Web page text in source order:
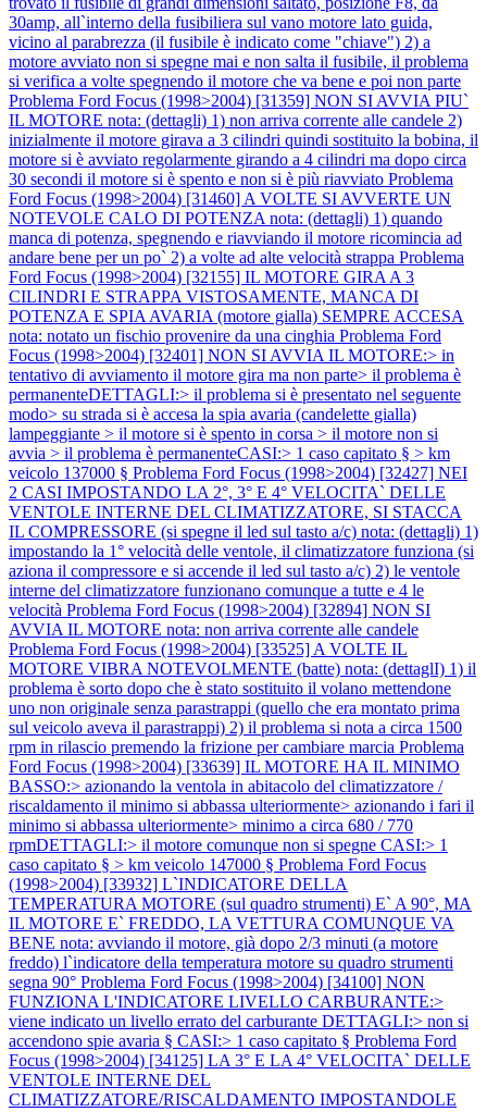
30amp, all`interno della fusibiliera sul vano motore lato guida,
vicino al parabrezza (il fusibile è indicato come "chiave") 2) a
motore avviato non si spegne mai e non salta il fusibile, il problema
si verifica a volte spegnendo il motore che va bene e poi non parte
Problema Ford Focus (1998>2004) [31359] NON SI AVVIA PIU`
IL MOTORE nota: (dettagli) 1) non arriva corrente alle candele 2)
inizialmente il motore girava a 3 cilindri quindi sostituito la bobina, il
motore si è avviato regolarmente girando a 4 cilindri ma dopo circa
30 secondi il motore si è spento e non si è più riavviato Problema
Ford Focus (1998>2004) [31460] A VOLTE SI AVVERTE UN
NOTEVOLE CALO DI POTENZA nota: (dettagli) 1) quando
manca di potenza, spegnendo e riavviando il motore ricomincia ad
andare bene per un po` 2) a volte ad alte velocità strappa Problema
Ford Focus (1998>2004) [32155] IL MOTORE GIRA A 3
CILINDRI E STRAPPA VISTOSAMENTE, MANCA DI
POTENZA E SPIA AVARIA (motore gialla) SEMPRE ACCESA
nota: notato un fischio provenire da una cinghia Problema Ford
Focus (1998>2004) [32401] NON SI AVVIA IL MOTORE:> in
tentativo di avviamento il motore gira ma non parte> il problema è
permanenteDETTAGLI:> il problema si è presentato nel seguente
modo> su strada si è accesa la spia avaria (candelette gialla)
lampeggiante > il motore si è spento in corsa > il motore non si
avvia > il problema è permanenteCASI:> 1 caso capitato § > km
veicolo 137000 § Problema Ford Focus (1998>2004) [32427] NEI
2 CASI IMPOSTANDO LA 2°, 3° E 4° VELOCITA` DELLE
VENTOLE INTERNE DEL CLIMATIZZATORE, SI STACCA
IL COMPRESSORE (si spegne il led sul tasto a/c) nota: (dettagli) 1)
impostando la 1° velocità delle ventole, il climatizzatore funziona (si
aziona il compressore e si accende il led sul tasto a/c) 2) le ventole
interne del climatizzatore funzionano comunque a tutte e 4 le
velocità Problema Ford Focus (1998>2004) [32894] NON SI
AVVIA IL MOTORE nota: non arriva corrente alle candele
Problema Ford Focus (1998>2004) [33525] A VOLTE IL
MOTORE VIBRA NOTEVOLMENTE (batte) nota: (dettaglI) 1) il
problema è sorto dopo che è stato sostituito il volano mettendone
uno non originale senza parastrappi (quello che era montato prima
sul veicolo aveva il parastrappi) 2) il problema si nota a circa 1500
rpm in rilascio premendo la frizione per cambiare marcia Problema
Ford Focus (1998>2004) [33639] IL MOTORE HA IL MINIMO
BASSO:> azionando la ventola in abitacolo del climatizzatore /
riscaldamento il minimo si abbassa ulteriormente> azionando i fari il
minimo si abbassa ulteriormente> minimo a circa 680 / 770
rpmDETTAGLI:> il motore comunque non si spegne CASI:> 1
caso capitato § > km veicolo 147000 § Problema Ford Focus
(1998>2004) [33932] L`INDICATORE DELLA
TEMPERATURA MOTORE (sul quadro strumenti) E` A 90°, MA
IL MOTORE E` FREDDO, LA VETTURA COMUNQUE VA
BENE nota: avviando il motore, già dopo 2/3 minuti (a motore
freddo) l`indicatore della temperatura motore su quadro strumenti
segna 90° Problema Ford Focus (1998>2004) [34100] NON
FUNZIONA L'INDICATORE LIVELLO CARBURANTE:>
viene indicato un livello errato del carburante DETTAGLI:> non si
accendono spie avaria § CASI:> 1 caso capitato § Problema Ford
Focus (1998>2004) [34125] LA 3° E LA 4° VELOCITA` DELLE
VENTOLE INTERNE DEL
CLIMATIZZATORE/RISCALDAMENTO IMPOSTANDOLE